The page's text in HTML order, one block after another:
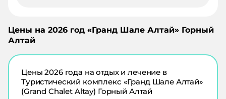
Цены на 2026 год «Гранд Шале Алтай» Горный
Алтай
Цены2026года на отдых и лечение в
Туристический комплекс «Гранд Шале Алтай»
(Grand Chalet Altay) Горный Алтай